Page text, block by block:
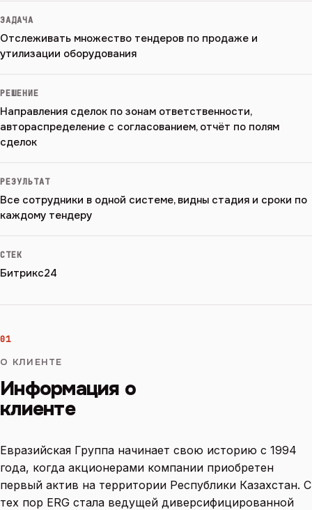
ЗАДАЧА
Отслеживать множество тендеров по продаже и
утилизации оборудования
РЕШЕНИЕ
Направления сделок по зонам ответственности,
автораспределение с согласованием, отчёт по полям
сделок
РЕЗУЛЬТАТ
Все сотрудники в одной системе, видны стадия и сроки по
каждому тендеру
СТЕК
Битрикс24
01
О КЛИЕНТЕ
Информация о
клиенте
Евразийская Группа начинает свою историю с 1994
года, когда акционерами компании приобретен
первый актив на территории Республики Казахстан. С
тех пор ERG стала ведущей диверсифицированной